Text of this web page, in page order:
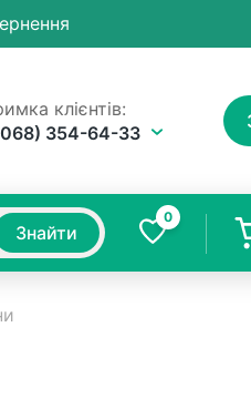
клієнтів:
354-64-33
Знайти
0